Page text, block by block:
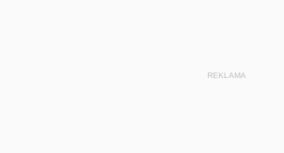
REKLAMA